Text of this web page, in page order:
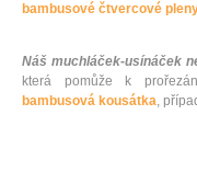
bambusové čtvercové
Náš muchláček-usínáček
která pomůže k
bambusová kousátka,